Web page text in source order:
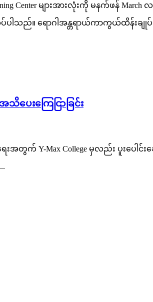
Center များအားလုံးကို မနက်ဖန်
ပါသည်။ ရောဂါအန္တရာယ်ကာကွယ်ထိန်းခ
ပေးကြေငြာခြင်း
Y-Max College မှလည်း ပူးပေါင်းဆ